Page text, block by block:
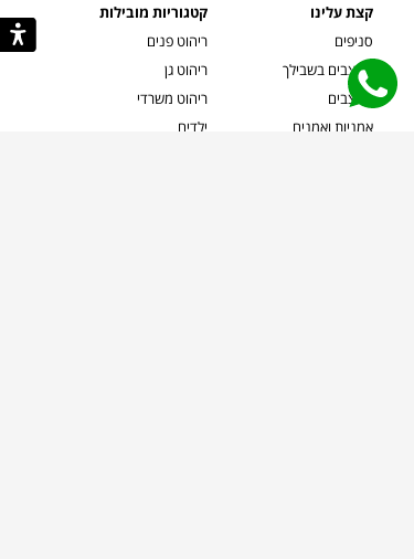
קצת עלינו
סניפים
מעצבים בשבילך
מעצבים
אמניות ואמנים
קטגוריות מובילות
ריהוט פנים
ריהוט גן
ריהוט משרדי
ילדים